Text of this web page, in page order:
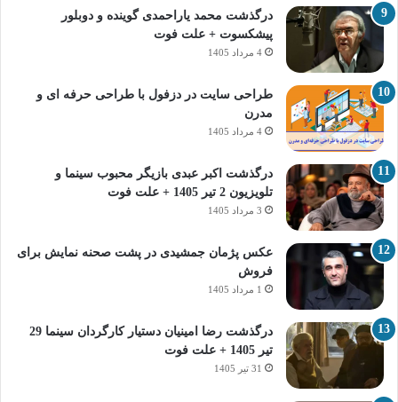
درگذشت محمد یاراحمدی گوینده و دوبلور
پیشکسوت + علت فوت
4 مرداد 1405
طراحی سایت در دزفول با طراحی حرفه‌ ای و
مدرن
4 مرداد 1405
درگذشت اکبر عبدی بازیگر محبوب سینما و
تلویزیون 2 تیر 1405 + علت فوت
3 مرداد 1405
عکس پژمان جمشیدی در پشت صحنه نمایش برای
فروش
1 مرداد 1405
درگذشت رضا امینیان دستیار کارگردان سینما 29
تیر 1405 + علت فوت
31 تیر 1405